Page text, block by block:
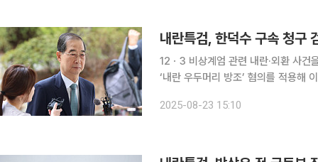
내란특검, 한덕수 구속 청구
12ㆍ3 비상계엄 관련 내란·외환 사건
‘내란 우두머리 방조’ 혐의를 적용해
특검팀은 한 전 총리가 윤석열 전 대통
2025-08-23 15:10